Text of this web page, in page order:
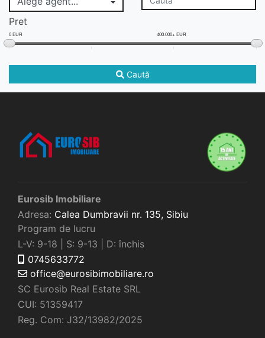
Pret
0 EUR 400.000+ EUR
Caută
Eurosib Imobiliare
Adresa: Calea Dumbravii nr. 135, Sibiu
Program de lucru
L-V: 9-18 | S: 9-13 | D: închis
0745633772
office@eurosibimobiliare.ro
SC Eurosib Real Estate SRL
CUI: 51359417
Reg. Com: J32/13982/2025